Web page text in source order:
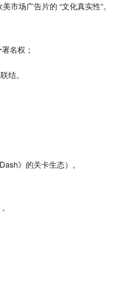
市场广告片的 “文化真实性”。
名权；
结。
》的关卡生态）。